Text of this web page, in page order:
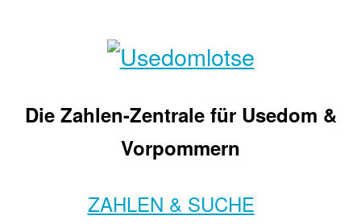
Die Zahlen-Zentrale für Usedom &
Vorpommern
ZAHLEN & SUCHE